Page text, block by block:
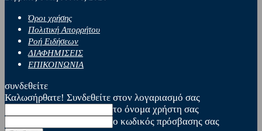
Όροι χρήσης
Πολιτική Απορρήτου
Ροή Ειδήσεων
ΔΙΑΦΗΜΙΣΕΙΣ
ΕΠΙΚΟΙΝΩΝΙΑ
συνδεθείτε
Καλωσήρθατε! Συνδεθείτε στον λογαριασμό σας
το όνομα χρήστη σας
ο κωδικός πρόσβασης σας